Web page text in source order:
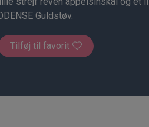
Guldstøv.
Tilføj til favorit